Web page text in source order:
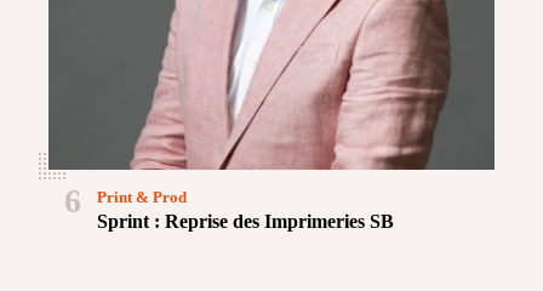
6
Sprint : Reprise des Imprimeries SB
Print & Prod